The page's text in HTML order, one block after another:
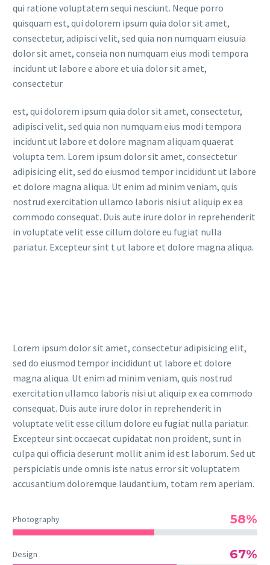
qui ratione voluptatem sequi nesciunt. Neque porro
quisquam est, qui dolorem ipsum quia dolor sit amet,
consectetur, adipisci velit, sed quia non numquam eiusuia
dolor sit amet, conseia non numquam eius modi tempora
incidunt ut labore e abore et uia dolor sit amet,
consectetur
est, qui dolorem ipsum quia dolor sit amet, consectetur,
adipisci velit, sed quia non numquam eius modi tempora
incidunt ut labore et dolore magnam aliquam quaerat
volupta tem. Lorem ipsum dolor sit amet, consectetur
adipisicing elit, sed do eiusmod tempor incididunt ut labore
et dolore magna aliqua. Ut enim ad minim veniam, quis
nostrud exercitation ullamco laboris nisi ut aliquip ex ea
commodo consequat. Duis aute irure dolor in reprehenderit
in voluptate velit esse cillum dolore eu fugiat nulla
pariatur. Excepteur sint t ut labore et dolore magna aliqua.
Lorem ipsum dolor sit amet, consectetur adipisicing elit,
sed do eiusmod tempor incididunt ut labore et dolore
magna aliqua. Ut enim ad minim veniam, quis nostrud
exercitation ullamco laboris nisi ut aliquip ex ea commodo
consequat. Duis aute irure dolor in reprehenderit in
voluptate velit esse cillum dolore eu fugiat nulla pariatur.
Excepteur sint occaecat cupidatat non proident, sunt in
culpa qui officia deserunt mollit anim id est laborum. Sed ut
perspiciatis unde omnis iste natus error sit voluptatem
accusantium doloremque laudantium, totam rem aperiam.
Photography 58%
Design 67%